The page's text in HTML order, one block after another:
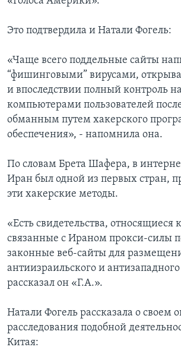
Это подтвердила и Натали Фогель:
«Чаще всего поддельные сайты
“фишинговыми” вирусами,
и впоследствии полный контроль
компьютерами пользователей
обманным путем хакерского
обеспечения», - напомнила она.
По словам Брета Шафера, в
Иран был одной из первых стран,
эти хакерские методы.
«Есть свидетельства, относящиеся
связанные с Ираном прокси-силы
законные веб-сайты для
антиизраильского и
рассказал он «Г.А.».
Натали Фогель рассказала о своем
расследования подобной
Китая: